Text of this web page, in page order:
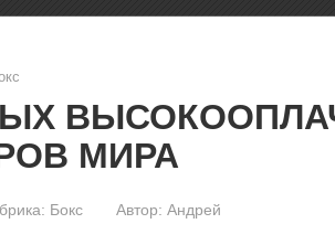
МИРА
Бокс Автор: Андрей